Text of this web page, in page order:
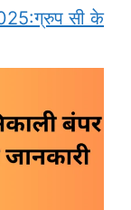
सी के